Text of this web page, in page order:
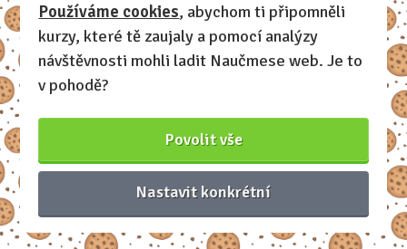
Naučmese, 2012-2026.
Sdílíme dovednosti, offline i online.
Používáme cookies, abychom ti připomněli
kurzy, které tě zaujaly a pomocí analýzy
návštěvnosti mohli ladit Naučmese web. Je to
v pohodě?
Povolit vše
Nastavit konkrétní